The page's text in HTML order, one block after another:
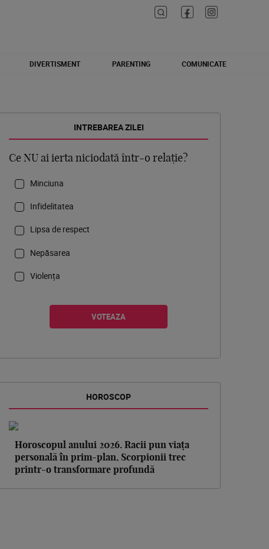
DIVERTISMENT PARENTING
COMUNICATE
INTREBAREA ZILEI
Ce NU ai ierta niciodată într-o relație?
Minciuna
Infidelitatea
Lipsa de respect
Nepăsarea
Violența
HOROSCOP
Horoscopul anului 2026. Racii pun viața
personală în prim-plan, Scorpionii trec
printr-o transformare profundă